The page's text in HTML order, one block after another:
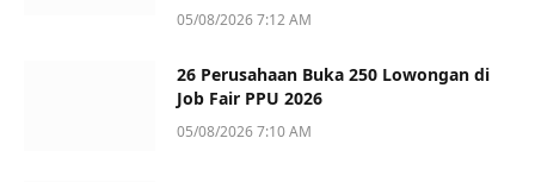
05/08/2026 7:12 AM
26 Perusahaan Buka 250 Lowongan di
Job Fair PPU 2026
05/08/2026 7:10 AM